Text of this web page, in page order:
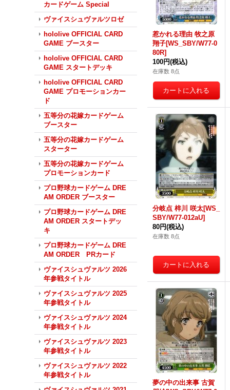
カードゲーム Special
ヴァイスシュヴァルツロゼ
hololive OFFICIAL CARD
GAME ブースター
hololive OFFICIAL CARD
GAME スタートデッキ
hololive OFFICIAL CARD
GAME プロモーションカー
ド
五等分の花嫁カードゲーム
ブースター
五等分の花嫁カードゲーム
スターター
五等分の花嫁カードゲーム
プロモーションカード
プロ野球カードゲーム DRE
AM ORDER ブースター
プロ野球カードゲーム DRE
AM ORDER スタートデッ
キ
プロ野球カードゲーム DRE
AM ORDER PRカード
ヴァイスシュヴァルツ 2026
年参戦タイトル
ヴァイスシュヴァルツ 2025
年参戦タイトル
ヴァイスシュヴァルツ 2024
年参戦タイトル
ヴァイスシュヴァルツ 2023
年参戦タイトル
ヴァイスシュヴァルツ 2022
年参戦タイトル
惹かれる理由 牧之原
翔子[WS_SBY/W77-0
80R]
100円(税込)
在庫数 8点
分岐点 梓川 咲太[WS_
SBY/W77-012aU]
80円(税込)
在庫数 8点
夢の中の出来事 古賀